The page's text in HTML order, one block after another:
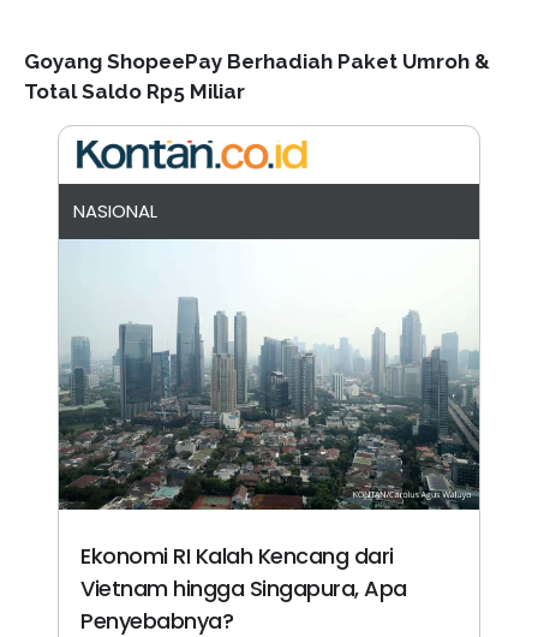
Goyang ShopeePay Berhadiah Paket Umroh &
Total Saldo Rp5 Miliar
NASIONAL
Ekonomi RI Kalah Kencang dari
Vietnam hingga Singapura, Apa
Penyebabnya?